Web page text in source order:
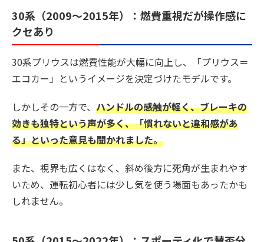
30系（2009〜2015年）：燃費重視だが操作感に
クセあり
30系プリウスは燃費性能が大幅に向上し、「プリウス＝
エコカー」というイメージを決定づけたモデルです。
しかしその一方で、 ハンドルの感触が軽く、ブレーキの
効きも独特という声が多く、「慣れないと違和感があ
る」といった意見も聞かれました。
また、視界も広くはなく、斜め後方に死角が生まれやす
いため、運転初心者には少し気を使う場面もあったかも
しれません。